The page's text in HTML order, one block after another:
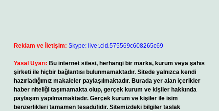
Reklam ve İletişim: Skype: live:.cid.575569c608265c69
Yasal Uyarı: Bu internet sitesi, herhangi bir marka, kurum veya şahıs
şirketi ile hiçbir bağlantısı bulunmamaktadır. Sitede yalnızca kendi
hazırladığımız makaleler paylaşılmaktadır. Burada yer alan içerikler
haber niteliği taşımamakta olup, gerçek kurum ve kişiler hakkında
paylaşım yapılmamaktadır. Gerçek kurum ve kişiler ile isim
benzerlikleri tamamen tesadüfidir. Sitemizdeki bilgiler taslak